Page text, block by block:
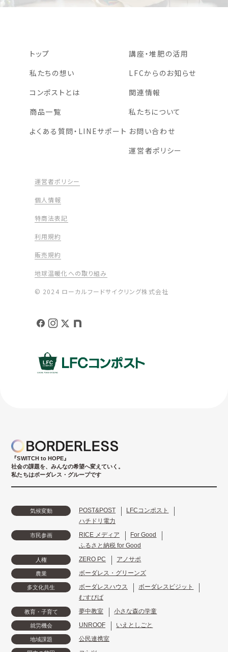
トップ
私たちの想い
コンポストとは
商品一覧
よくある質問・LINEサポート
講座・堆肥の活用
LFCからのお知らせ
関連情報
私たちについて
お問い合わせ
運営者ポリシー
© 2024 ローカルフードサイクリング株式会社
運営者ポリシー
個人情報
特商法表記
利用規約
販売規約
地球温暖化への取り組み
『SWITCH to HOPE』
社会の課題を、みんなの希望へ変えていく。
私たちはボーダレス・グループです
気候変動 POST&POST
LFCコンポスト
ハチドリ電力
市民参画 RICE メディア
For Good
ふるさと納税 for Good
人権 ZERO PC アノサポ
農業 ボーダレス・グリーンズ
多文化共生 ボーダレスハウス
ボーダレスビジット
むすびば
教育・子育て 夢中教室 小さな森の学童
就労機会 UNROOF いえとしごと
地域課題 公民連携室